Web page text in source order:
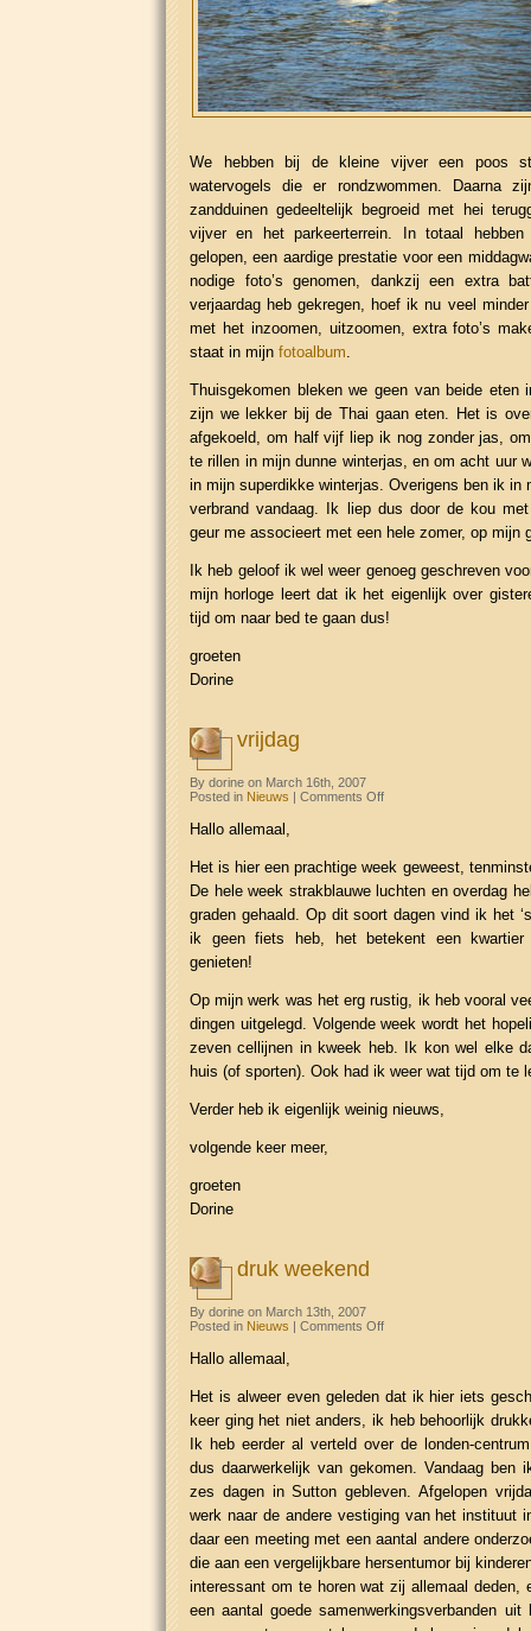
We hebben bij de kleine vijver een poos
watervogels die er rondzwommen. Daarna
zandduinen gedeeltelijk begroeid met hei
vijver en het parkeerterrein. In totaal
gelopen, een aardige prestatie voor een
nodige foto’s genomen, dankzij een extra
verjaardag heb gekregen, hoef ik nu veel
met het inzoomen, uitzoomen, extra foto’s
staat in mijn fotoalbum.
Thuisgekomen bleken we geen van beide eten
zijn we lekker bij de Thai gaan eten. Het is
afgekoeld, om half vijf liep ik nog zonder jas,
te rillen in mijn dunne winterjas, en om acht uur
in mijn superdikke winterjas. Overigens ben ik in
verbrand vandaag. Ik liep dus door de kou
geur me associeert met een hele zomer, op mijn
Ik heb geloof ik wel weer genoeg geschreven
mijn horloge leert dat ik het eigenlijk over
tijd om naar bed te gaan dus!
groeten
Dorine
vrijdag
By dorine on March 16th, 2007
Posted in Nieuws | Comments Offon
Hallo allemaal,
Het is hier een prachtige week geweest,
De hele week strakblauwe luchten en overdag
graden gehaald. Op dit soort dagen vind ik het
ik geen fiets heb, het betekent een
genieten!
Op mijn werk was het erg rustig, ik heb vooral
dingen uitgelegd. Volgende week wordt het
zeven cellijnen in kweek heb. Ik kon wel elke
huis (of sporten). Ook had ik weer wat tijd om te
Verder heb ik eigenlijk weinig nieuws,
volgende keer meer,
groeten
Dorine
druk weekend
By dorine on March 13th, 2007
Posted in Nieuws | Comments Offon
Hallo allemaal,
Het is alweer even geleden dat ik hier iets
keer ging het niet anders, ik heb behoorlijk
Ik heb eerder al verteld over de londen-
dus daarwerkelijk van gekomen. Vandaag ben
zes dagen in Sutton gebleven. Afgelopen
werk naar de andere vestiging van het instituut
daar een meeting met een aantal andere
die aan een vergelijkbare hersentumor bij
interessant om te horen wat zij allemaal deden,
een aantal goede samenwerkingsverbanden